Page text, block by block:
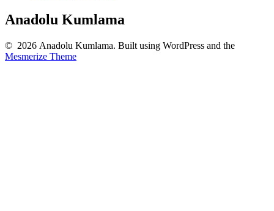
Anadolu Kumlama
© 2026 Anadolu Kumlama. Built using WordPress and the
Mesmerize Theme